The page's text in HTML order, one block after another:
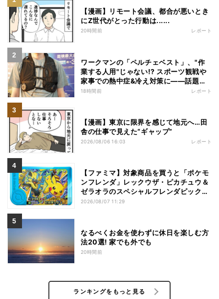
【漫画】リモート会議、都合が悪いとき
にZ世代がとった行動は......
20時間前 レポート
ワークマンの「ペルチェベスト」、"作
業する人用"じゃない!? スポーツ観戦や
家事での熱中症&冷え対策に――話題の
商品を徹底検証
18時間前 レポート
【漫画】東京に限界を感じて地元へ…田
舎の仕事で見えた“ギャップ”
2026/08/06 16:03 レポート
【ファミマ】対象商品を買うと「ポケモ
ンフレンダ」レックウザ・ピカチュウ＆
ゼラオラのスペシャルフレンダピックが
もらえるキャンペーン
2026/08/07 11:29
なるべくお金を使わずに休日を楽しむ方
法20選! 家でも外でも
20時間前
ランキングをもっと見る